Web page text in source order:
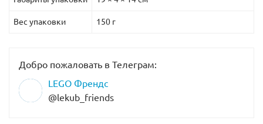
Вес упаковки 150 г
Добро пожаловать в Телеграм:
LEGO Френдс
@lekub_friends